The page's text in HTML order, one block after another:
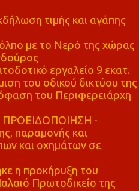
τιμής και αγάπης
με το Νερό της χώρας
εργαλείο 9 εκατ.
του οδικού δικτύου της
του Περιφερειάρχη
-
παραμονής και
και οχημάτων σε
η προκήρυξη του
Πρωτοδικείο της